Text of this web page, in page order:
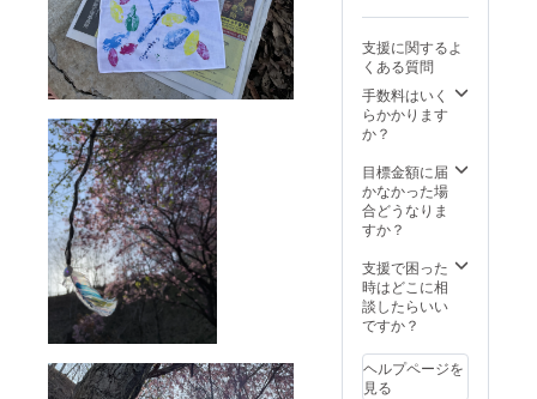
支援に関するよ
くある質問
手数料はいく
らかかります
か？
目標金額に届
かなかった場
合どうなりま
すか？
支援で困った
時はどこに相
談したらいい
ですか？
ヘルプページを
見る